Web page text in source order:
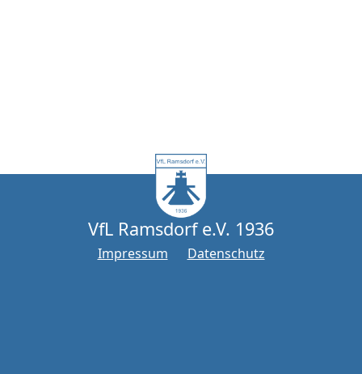
VfL Ramsdorf e.V. 1936
Impressum Datenschutz